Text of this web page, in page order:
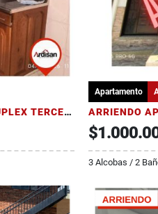
SE ARRIENDA APARTAMENTO DUPLEX TERCER CON CUARTO PISO CENTRAL
Apartamento
3 Alcobas / 2